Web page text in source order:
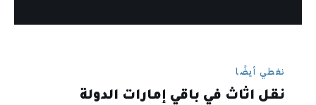
نغطي أيضًا
نقل اثاث في باقي إمارات الدولة